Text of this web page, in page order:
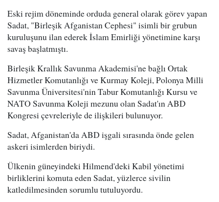
Eski rejim döneminde orduda general olarak görev yapan
Sadat, "Birleşik Afganistan Cephesi" isimli bir grubun
kuruluşunu ilan ederek İslam Emirliği yönetimine karşı
savaş başlatmıştı.
Birleşik Krallık Savunma Akademisi'ne bağlı Ortak
Hizmetler Komutanlığı ve Kurmay Koleji, Polonya Milli
Savunma Üniversitesi'nin Tabur Komutanlığı Kursu ve
NATO Savunma Koleji mezunu olan Sadat'ın ABD
Kongresi çevreleriyle de ilişkileri bulunuyor.
Sadat, Afganistan'da ABD işgali sırasında önde gelen
askeri isimlerden biriydi.
Ülkenin güneyindeki Hilmend'deki Kabil yönetimi
birliklerini komuta eden Sadat, yüzlerce sivilin
katledilmesinden sorumlu tutuluyordu.